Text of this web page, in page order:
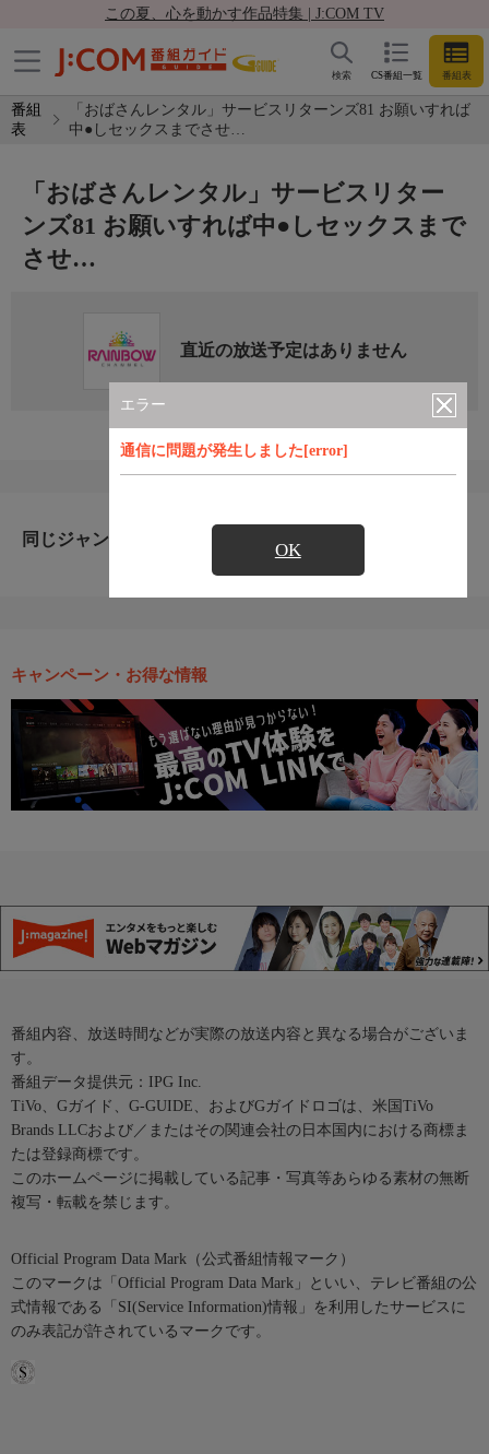
この夏、心を動かす作品特集 | J:COM TV
CS番組一覧 番組表
検索
番組
表
「おばさんレンタル」サービスリターンズ81 お願いすれば
中●しセックスまでさせ…
エラー
通信に問題が発生しました[error]
OK
「おばさんレンタル」サービスリター
ンズ81 お願いすれば中●しセックスまで
させ…
直近の放送予定はありません
同じジャンルのおすすめ番組
キャンペーン・お得な情報
番組内容、放送時間などが実際の放送内容と異なる場合がございま
す。
番組データ提供元：IPG Inc.
TiVo、Gガイド、G-GUIDE、およびGガイドロゴは、米国TiVo
Brands LLCおよび／またはその関連会社の日本国内における商標ま
たは登録商標です。
このホームページに掲載している記事・写真等あらゆる素材の無断
複写・転載を禁じます。
Official Program Data Mark（公式番組情報マーク）
このマークは「Official Program Data Mark」といい、テレビ番組の公
式情報である「SI(Service Information)情報」を利用したサービスに
のみ表記が許されているマークです。